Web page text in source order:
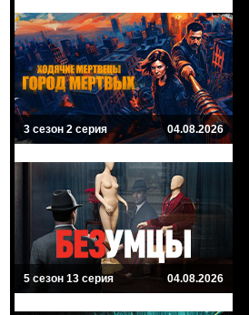
3 сезон 2 серия 04.08.2026
5 сезон 13 серия 04.08.2026